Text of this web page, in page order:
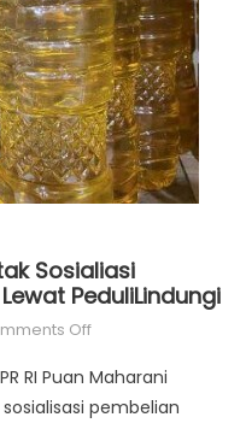
Sosialiasi
PeduliLindungi
Offon
Diminta
Serentak
RI Puan Maharani
pembelian